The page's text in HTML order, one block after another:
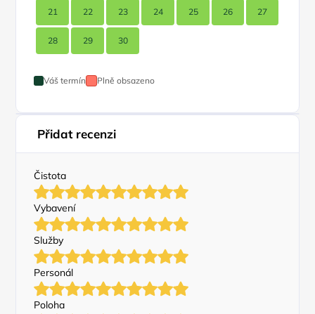
21 22 23 24 25 26 27
28 29 30
Váš termín Plně obsazeno
Přidat recenzi
Čistota
Vybavení
Služby
Personál
Poloha